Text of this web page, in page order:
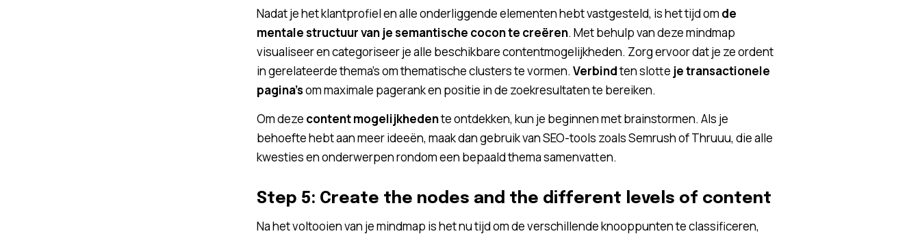
Nadat je het klantprofiel en alle onderliggende elementen hebt vastgesteld, is het tijd om de
mentale structuur van je semantische cocon te creëren. Met behulp van deze mindmap
visualiseer en categoriseer je alle beschikbare contentmogelijkheden. Zorg ervoor dat je ze ordent
in gerelateerde thema’s om thematische clusters te vormen. Verbindten slotte je transactionele
pagina’som maximale pagerank en positie in de zoekresultaten te bereiken.
Om deze content mogelijkhedente ontdekken, kun je beginnen met brainstormen. Als je
behoefte hebt aan meer ideeën, maak dan gebruik van SEO-tools zoals Semrush of Thruuu, die alle
kwesties en onderwerpen rondom een bepaald thema samenvatten.
Step 5: Create the nodes and the different levels of content
Na het voltooien van je mindmap is het nu tijd om de verschillende knooppunten te classificeren,